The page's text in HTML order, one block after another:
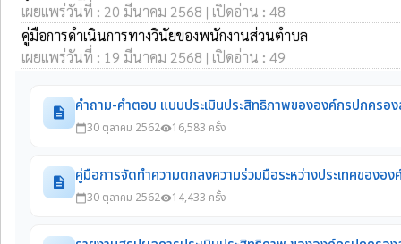
เผยแพร่วันที่ : 20 มีนาคม 2568 | เปิดอ่าน : 48
คู่มือการดำเนินการทางวินัยของพนักงานส่วนตำบล
เผยแพร่วันที่ : 19 มีนาคม 2568 | เปิดอ่าน : 49